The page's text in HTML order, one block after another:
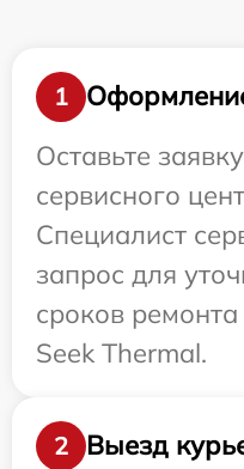
1
Оставьте
сервисного
Специалист
запрос для
сроков
Seek Thermal.
2 Выезд